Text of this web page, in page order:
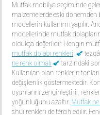
Mutfak mobilya seçiminde
malzemelerde eski dönemden
modellerin kullanımı yapılır.
modellerinde mutfak
oldukça değerlidir. Rengin
mutfak dolabı renkleri,
ne renk olmalı
tarzındaki
Kullanılan olan renklerin
değişkenlik göstermektedir.
oyunlarını zenginleştirir,
yoğunluğunu azaltır. Mutfak
shui renkleri de tercih edilir.